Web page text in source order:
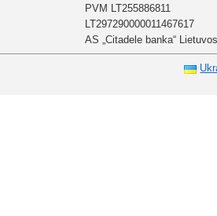
PVM LT255886811
LT297290000011467617
AS „Citadele banka“